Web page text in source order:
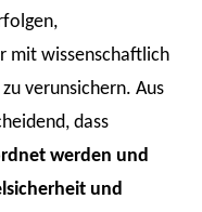
mit wissenschaftlich
verunsichern. Aus
dass
werden und
und